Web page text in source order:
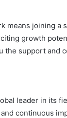
means joining a
growth
the support and
leader in its
continuous